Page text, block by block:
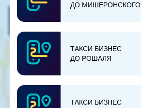
ДО МИШЕРОНСКОГО
ТАКСИ БИЗНЕС
ДО РОШАЛЯ
ТАКСИ БИЗНЕС